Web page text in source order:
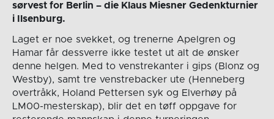
sørvest for Berlin – die Klaus Miesner Gedenkturnier
i Ilsenburg.
Laget er noe svekket, og trenerne Apelgren og
Hamar får dessverre ikke testet ut alt de ønsker
denne helgen. Med to venstrekanter i gips (Blonz og
Westby), samt tre venstrebacker ute (Henneberg
overtråkk, Holand Pettersen syk og Elverhøy på
LM00-mesterskap), blir det en tøff oppgave for